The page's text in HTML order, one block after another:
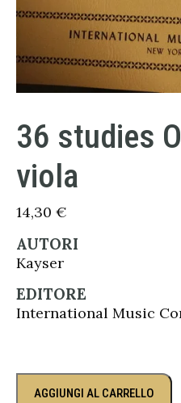
36 studies
viola
14,30 €
AUTORI
Kayser
EDITORE
International Music
AGGIUNGI AL CARRELLO